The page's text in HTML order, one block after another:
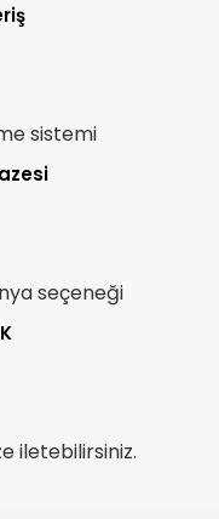
sistemi
seçeneği
iletebilirsiniz.